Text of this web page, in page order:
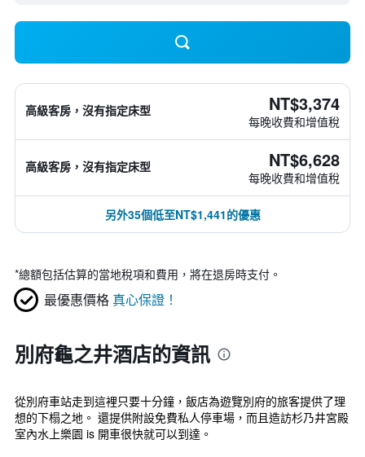
高級客房，沒有指定床型 NT$3,374
每晚收費和增值稅
高級客房，沒有指定床型 NT$6,628
每晚收費和增值稅
另外35個低至NT$1,441的優惠
*總額包括估算的當地稅項和費用，將在退房時支付。
最優惠價格 真心保證！
別府龜之井酒店的資訊
從別府車站走到這裡只要十分鐘，飯店為遊覽別府的旅客提供了理
想的下榻之地。 還提供附設免費私人停車場，而且造訪杉乃井宮殿
室內水上樂園 is 開車很快就可以到達。